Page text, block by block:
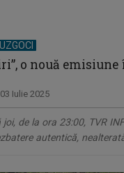
o nouă
Iulie 2025
joi, de la ora 23:00, TVR
autentică,